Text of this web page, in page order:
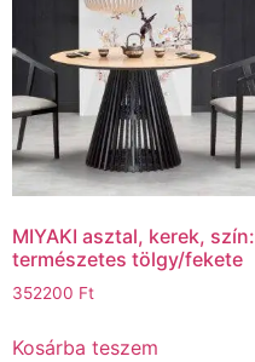
MIYAKI asztal, kerek, szín:
természetes tölgy/fekete
352200 Ft
Kosárba teszem